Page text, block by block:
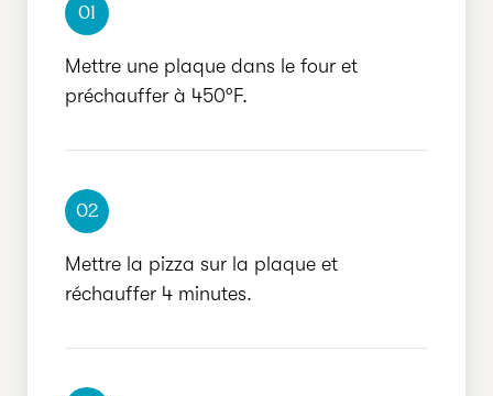
01
Mettre une plaque dans le four et
préchauffer à 450°F.
02
Mettre la pizza sur la plaque et
réchauffer 4 minutes.